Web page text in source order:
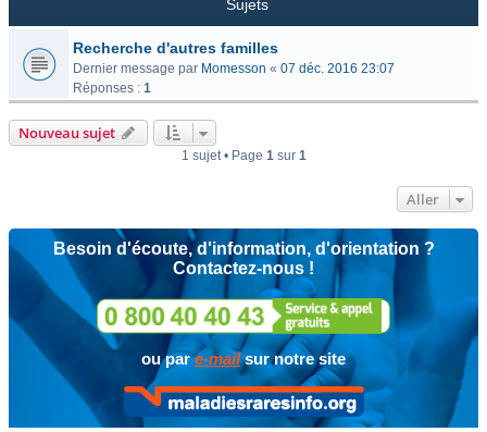
Sujets
Recherche d'autres familles
Dernier message par Momesson « 07 déc. 2016 23:07
Réponses : 1
Nouveau sujet
1 sujet • Page 1sur 1
Aller
Besoin d'écoute, d'information, d'orientation ?
Contactez-nous !
ou pare-mailsur notre site